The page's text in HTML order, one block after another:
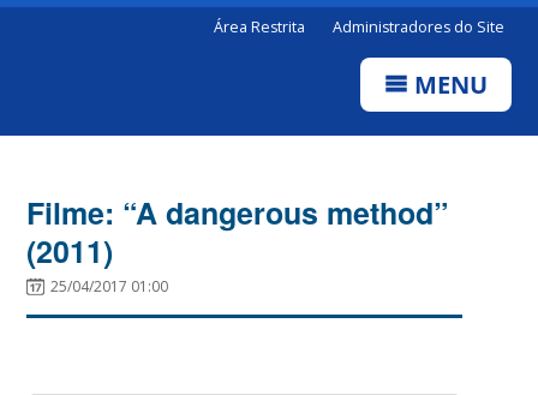
Área Restrita Administradores do Site
MENU
Filme: “A dangerous method”
(2011)
25/04/2017 01:00